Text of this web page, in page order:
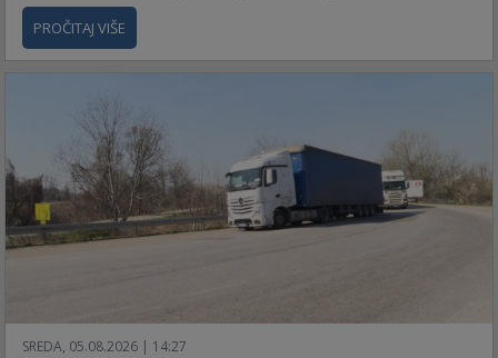
PROČITAJ VIŠE
SREDA, 05.08.2026 | 14:27